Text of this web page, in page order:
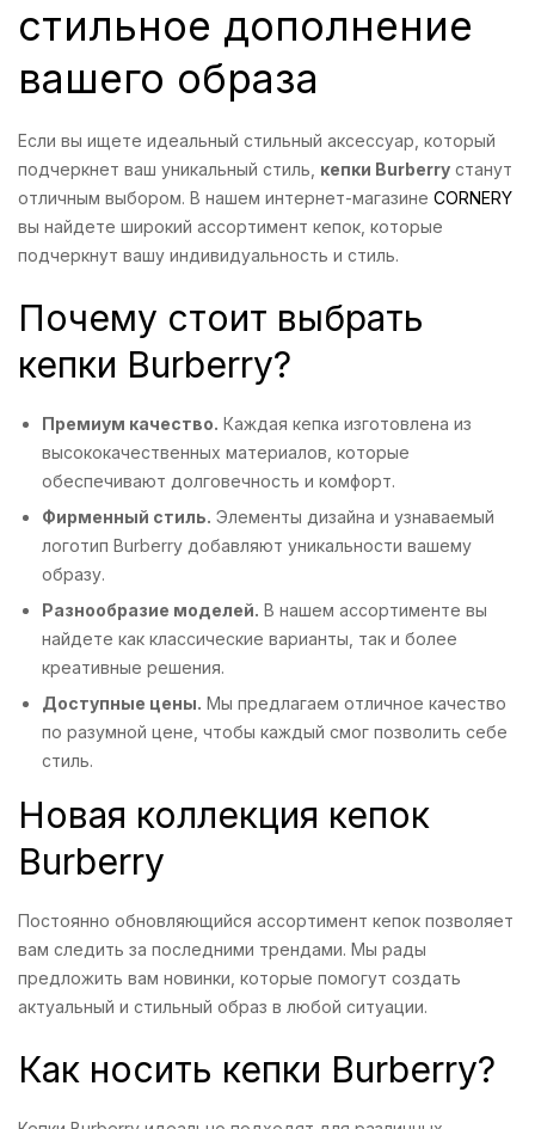
стильное дополнение
вашего образа
Если вы ищете идеальный стильный аксессуар, который
подчеркнет ваш уникальный стиль, кепки Burberry станут
отличным выбором. В нашем интернет-магазине CORNERY
вы найдете широкий ассортимент кепок, которые
подчеркнут вашу индивидуальность и стиль.
Почему стоит выбрать
кепки Burberry?
Премиум качество. Каждая кепка изготовлена из
высококачественных материалов, которые
обеспечивают долговечность и комфорт.
Фирменный стиль. Элементы дизайна и узнаваемый
логотип Burberry добавляют уникальности вашему
образу.
Разнообразие моделей. В нашем ассортименте вы
найдете как классические варианты, так и более
креативные решения.
Доступные цены. Мы предлагаем отличное качество
по разумной цене, чтобы каждый смог позволить себе
стиль.
Новая коллекция кепок
Burberry
Постоянно обновляющийся ассортимент кепок позволяет
вам следить за последними трендами. Мы рады
предложить вам новинки, которые помогут создать
актуальный и стильный образ в любой ситуации.
Как носить кепки Burberry?